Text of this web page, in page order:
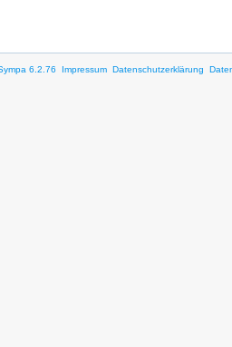
6.2.76 Impressum Datenschutzerklärung